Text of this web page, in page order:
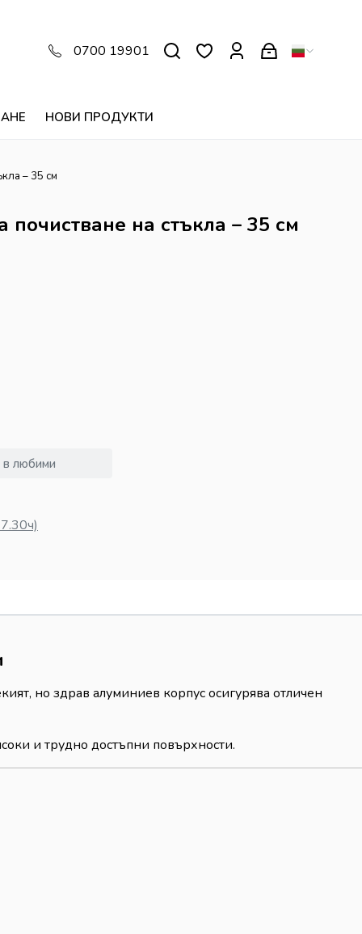
НОВИ ПРОДУКТИ
0700 19901
– 35 см
на стъкла – 35 см
любими
но здрав алуминиев корпус осигурява отличен
и трудно достъпни повърхности.